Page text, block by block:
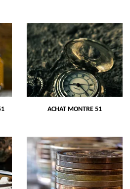
ACHAT MONTRE 51